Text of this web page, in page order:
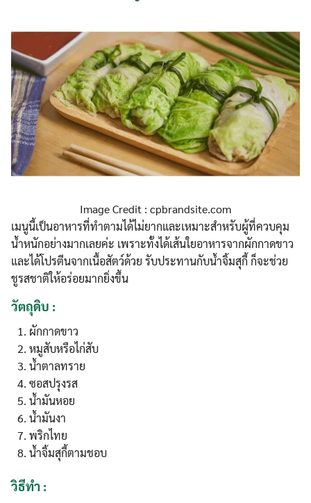
Image Credit : cpbrandsite.com
เมนูนี้เป็นอาหารที่ทำตามได้ไม่ยากและเหมาะสำหรับผู้ที่ควบคุม
น้ำหนักอย่างมากเลยค่ะ เพราะทั้งได้เส้นใยอาหารจากผักกาดขาว
และได้โปรตีนจากเนื้อสัตว์ด้วย รับประทานกับน้ำจิ้มสุกี้ ก็จะช่วย
ชูรสชาติให้อร่อยมากยิ่งขึ้น
วัตถุดิบ :
ผักกาดขาว
หมูสับหรือไก่สับ
น้ำตาลทราย
ซอสปรุงรส
น้ำมันหอย
น้ำมันงา
พริกไทย
น้ำจิ้มสุกี้ตามชอบ
วิธีทำ :